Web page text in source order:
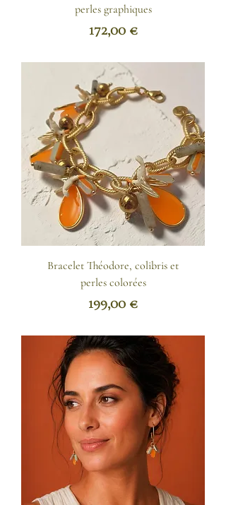
perles graphiques
Prix
172,00 €
Bracelet Théodore, colibris et
perles colorées
Prix
199,00 €